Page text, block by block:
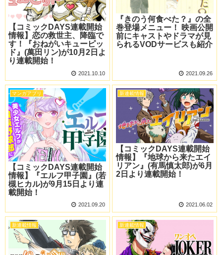
【コミックDAYS連載開始
情報】恋の救世主、降臨で
す！『おねがいキューピッ
ド』(萬田リン)が10月2日よ
り連載開始！
2021.10.10
『きのう何食べた？』の全
巻登場メニュー！ 映画公開
前にキャストやドラマが見
られるVODサービスも紹介
2021.09.26
マンガアプリ
【コミックDAYS連載開始
情報】『エルフ甲子園』(若
槻ヒカル)が9月15日より連
載開始！
2021.09.20
新連載情報
【コミックDAYS連載開始
情報】『地球から来たエイ
リアン』(有馬慎太郎)が6月
2日より連載開始！
2021.06.02
新連載情報 新連載情報